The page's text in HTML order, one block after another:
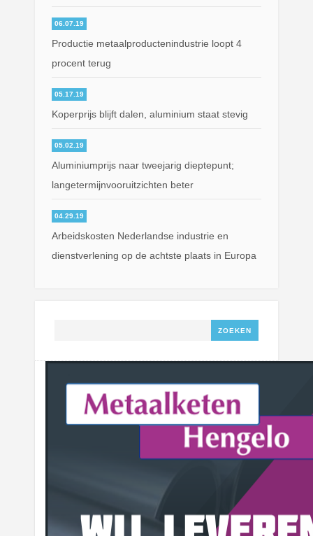
06.07.19
Productie metaalproductenindustrie loopt 4
procent terug
05.17.19
Koperprijs blijft dalen, aluminium staat stevig
05.02.19
Aluminiumprijs naar tweejarig dieptepunt;
langetermijnvooruitzichten beter
04.29.19
Arbeidskosten Nederlandse industrie en
dienstverlening op de achtste plaats in Europa